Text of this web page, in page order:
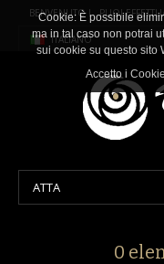
BENVENUTO ! PUOI
ITALIANO
0
Cookie: È possibile
ma in tal caso non potrai
sui cookie su questo sito
Accetto i